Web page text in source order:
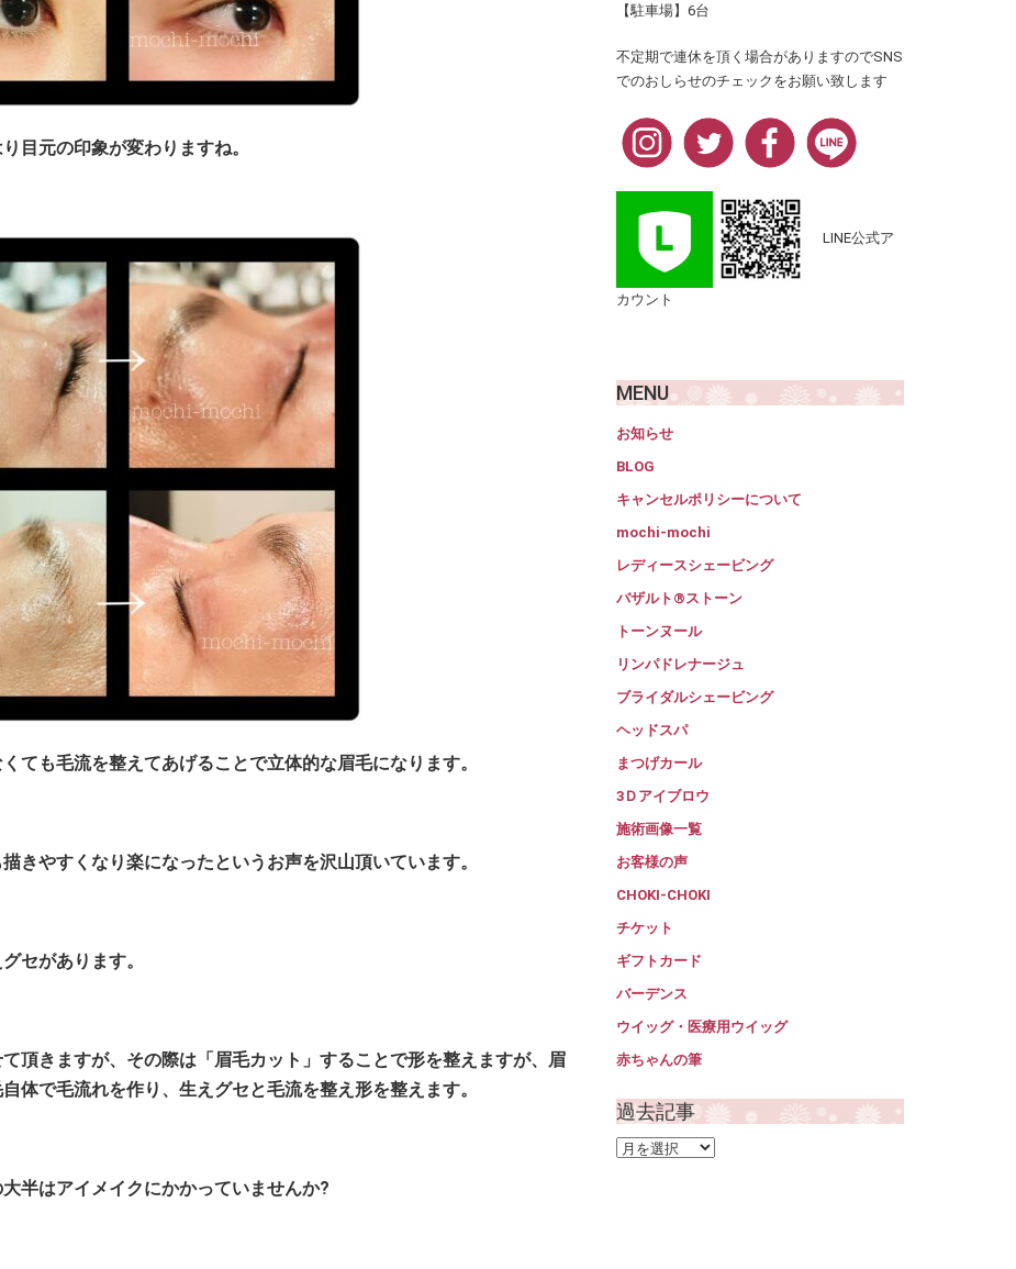
目元の印象が変わりますね。
ても毛流を整えてあげることで立体的な眉毛になります。
きやすくなり楽になったというお声を沢山頂いています。
セがあります。
頂きますが、その際は「眉毛カット」することで形を整えますが、眉
体で毛流れを作り、生えグセと毛流を整え形を整えます。
半はアイメイクにかかっていませんか?
【駐車場】6台
不定期で連休を頂く場合がありますのでSNS
でのおしらせのチェックをお願い致します
LINE公式ア
カウント
MENU
お知らせ
BLOG
キャンセルポリシーについて
mochi-mochi
レディースシェービング
バザルト®ストーン
トーンヌール
リンパドレナージュ
ブライダルシェービング
ヘッドスパ
まつげカール
3Ｄアイブロウ
施術画像一覧
お客様の声
CHOKI-CHOKI
チケット
ギフトカード
バーデンス
ウイッグ・医療用ウイッグ
赤ちゃんの筆
過去記事
過